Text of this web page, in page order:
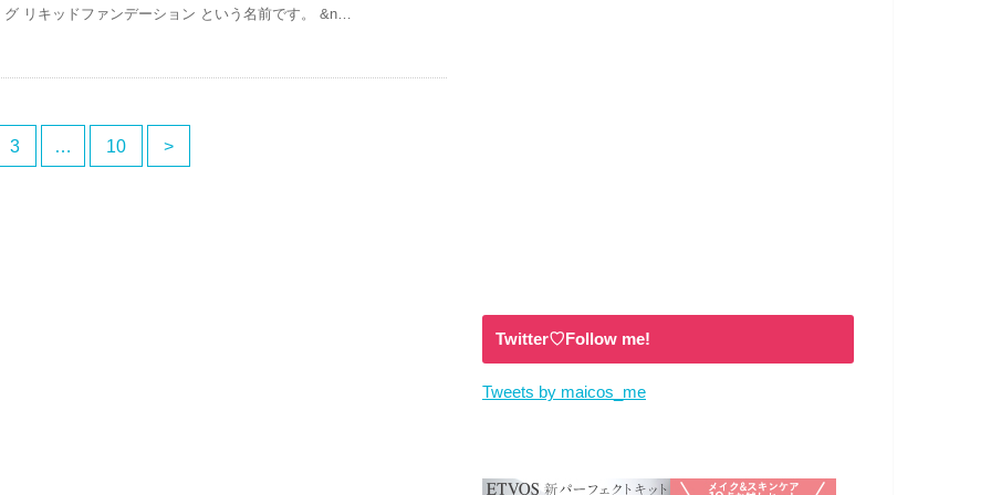
グ リキッドファンデーション という名前です。 &n…
3 … 10 >
Twitter♡Follow me!
Tweets by maicos_me